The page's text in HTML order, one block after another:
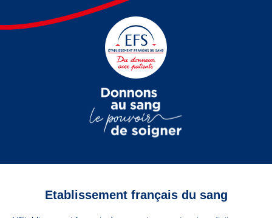
Vous êtes
Etablissement français du sang